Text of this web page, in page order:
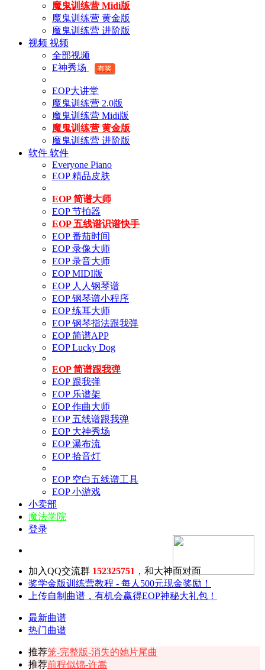
魔鬼训练营 Midi版
魔鬼训练营 黄金版
魔鬼训练营 进阶版
视频 视频
全部视频
E神秀场
有奖
EOP大讲堂
魔鬼训练营 2.0版
魔鬼训练营 Midi版
魔鬼训练营 黄金版
魔鬼训练营 进阶版
软件 软件
Everyone Piano
EOP 精品皮肤
EOP 简谱大师
EOP 节拍器
EOP 五线谱识谱快手
EOP 番茄时间
EOP 录像大师
EOP 录音大师
EOP MIDI版
EOP 人人钢琴谱
EOP 钢琴谱小程序
EOP 练耳大师
EOP 钢琴指法跟我弹
EOP 简谱APP
EOP Lucky Dog
EOP 简谱跟我弹
EOP 跟我弹
EOP 乐谱架
EOP 作曲大师
EOP 五线谱跟我弹
EOP 大神秀场
EOP 瀑布流
EOP 拾音灯
EOP 空白五线谱工具
EOP 小游戏
小卖部
魔法学院
登录
加入QQ交流群 152325751 ，和大神面对面
奖学金版训练营教程 - 每人500元现金奖励！
上传自制曲谱，有机会赢得EOP神秘大礼包！
最新曲谱
热门曲谱
推荐笼-完整版-消失的她片尾曲
推荐前程似锦-许嵩